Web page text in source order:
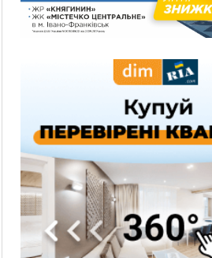
10:30
ФОП із Житомира після
вимоги за 120 тисяч
У горах біля Осмолоди за
розшукали двох жінок, які
Вчора
19:52
У Франківську вперше
без відкритої операції
18:42
На лінії зіткнення загинув
пошукового загону
18:11
СБС за дві доби уразили 13
окупованих територіях
17:20
Українці подали рекордну